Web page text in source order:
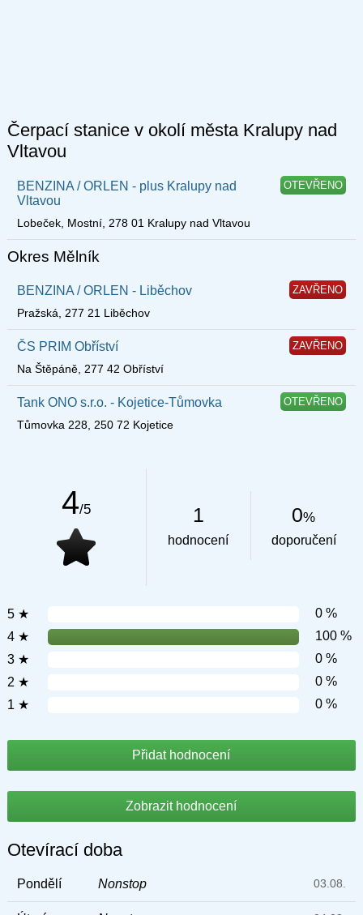
Čerpací stanice v okolí města Kralupy nad
Vltavou
BENZINA / ORLEN - plus Kralupy nad
Vltavou
OTEVŘENO
Lobeček, Mostní, 278 01 Kralupy nad Vltavou
Okres Mělník
BENZINA / ORLEN - Liběchov ZAVŘENO
Pražská, 277 21 Liběchov
ČS PRIM Obříství ZAVŘENO
Na Štěpáně, 277 42 Obříství
Tank ONO s.r.o. - Kojetice-Tůmovka OTEVŘENO
Tůmovka 228, 250 72 Kojetice
4/5 1
hodnocení
0%
doporučení
5 ★
0 %
4 ★
100 %
3 ★
0 %
2 ★
0 %
1 ★
0 %
Přidat hodnocení
Zobrazit hodnocení
Otevírací doba
Pondělí Nonstop 03.08.